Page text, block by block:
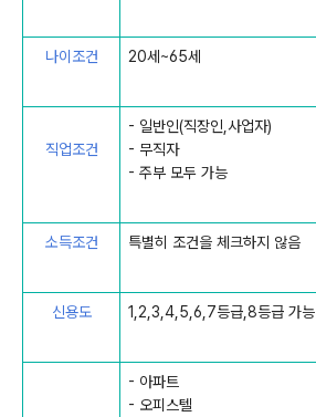
나이조건 20세~65세
직업조건
- 일반인(직장인,사업자)
- 무직자
- 주부 모두 가능
소득조건 특별히 조건을 체크하지 않음
신용도 1,2,3,4,5,6,7등급,8등급 가능
- 아파트
- 오피스텔